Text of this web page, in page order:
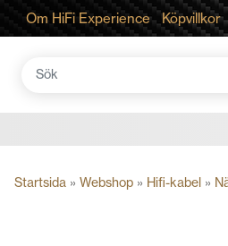
Om HiFi Experience Köpvillkor
Sök
Startsida » Webshop » Hifi-kabel »